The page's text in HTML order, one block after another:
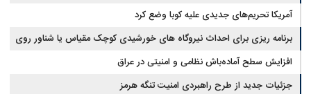
آمریکا تحریم‌های جدیدی علیه کوبا وضع کرد
برنامه ریزی برای احداث نیروگاه های خورشیدی کوچک مقیاس یا شناور روی
آب در مازندران
افزایش سطح آماده‌باش نظامی و امنیتی در عراق
جزئیات جدید از طرح راهبردی امنیت تنگه هرمز